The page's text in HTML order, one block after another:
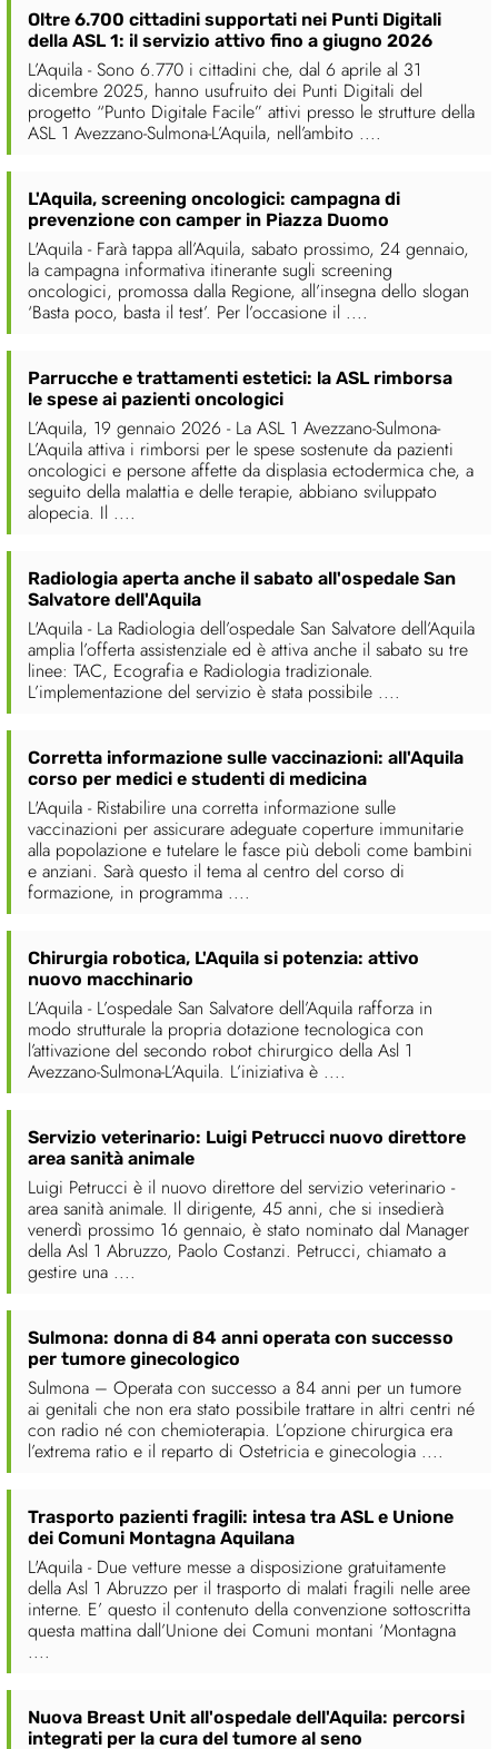
Oltre 6.700 cittadini supportati nei Punti Digitali
della ASL 1: il servizio attivo fino a giugno 2026
L’Aquila - Sono 6.770 i cittadini che, dal 6 aprile al 31
dicembre 2025, hanno usufruito dei Punti Digitali del
progetto “Punto Digitale Facile” attivi presso le strutture della
ASL 1 Avezzano-Sulmona-L’Aquila, nell’ambito ....
L'Aquila, screening oncologici: campagna di
prevenzione con camper in Piazza Duomo
L'Aquila - Farà tappa all’Aquila, sabato prossimo, 24 gennaio,
la campagna informativa itinerante sugli screening
oncologici, promossa dalla Regione, all’insegna dello slogan
‘Basta poco, basta il test’. Per l’occasione il ....
Parrucche e trattamenti estetici: la ASL rimborsa
le spese ai pazienti oncologici
L’Aquila, 19 gennaio 2026 - La ASL 1 Avezzano-Sulmona-
L’Aquila attiva i rimborsi per le spese sostenute da pazienti
oncologici e persone affette da displasia ectodermica che, a
seguito della malattia e delle terapie, abbiano sviluppato
alopecia. Il ....
Radiologia aperta anche il sabato all'ospedale San
Salvatore dell'Aquila
L'Aquila - La Radiologia dell’ospedale San Salvatore dell’Aquila
amplia l’offerta assistenziale ed è attiva anche il sabato su tre
linee: TAC, Ecografia e Radiologia tradizionale.
L’implementazione del servizio è stata possibile ....
Corretta informazione sulle vaccinazioni: all'Aquila
corso per medici e studenti di medicina
L'Aquila - Ristabilire una corretta informazione sulle
vaccinazioni per assicurare adeguate coperture immunitarie
alla popolazione e tutelare le fasce più deboli come bambini
e anziani. Sarà questo il tema al centro del corso di
formazione, in programma ....
Chirurgia robotica, L'Aquila si potenzia: attivo
nuovo macchinario
L’Aquila - L’ospedale San Salvatore dell’Aquila rafforza in
modo strutturale la propria dotazione tecnologica con
l’attivazione del secondo robot chirurgico della Asl 1
Avezzano-Sulmona-L’Aquila. L’iniziativa è ....
Servizio veterinario: Luigi Petrucci nuovo direttore
area sanità animale
Luigi Petrucci è il nuovo direttore del servizio veterinario -
area sanità animale. Il dirigente, 45 anni, che si insedierà
venerdì prossimo 16 gennaio, è stato nominato dal Manager
della Asl 1 Abruzzo, Paolo Costanzi. Petrucci, chiamato a
gestire una ....
Sulmona: donna di 84 anni operata con successo
per tumore ginecologico
Sulmona – Operata con successo a 84 anni per un tumore
ai genitali che non era stato possibile trattare in altri centri né
con radio né con chemioterapia. L’opzione chirurgica era
l’extrema ratio e il reparto di Ostetricia e ginecologia ....
Trasporto pazienti fragili: intesa tra ASL e Unione
dei Comuni Montagna Aquilana
L'Aquila - Due vetture messe a disposizione gratuitamente
della Asl 1 Abruzzo per il trasporto di malati fragili nelle aree
interne. E’ questo il contenuto della convenzione sottoscritta
questa mattina dall’Unione dei Comuni montani ‘Montagna
....
Nuova Breast Unit all'ospedale dell'Aquila: percorsi
integrati per la cura del tumore al seno